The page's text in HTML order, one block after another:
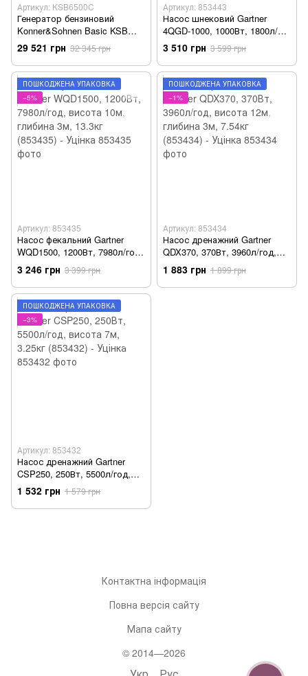
Артикул: KSB6500C
Генератор бензиновий
Konner&Sohnen Basic KSB
6500C, 230В, 5.5кВт, ручний
стартер, 66.6кг (KSB6500C) -
Уцінка
29 521 грн 32 345 грн
Артикул: 853443
Насос шнековий Gartner
4QGD-1000, 1000Вт, 1800л/
год, висота подачі 115м,
занурення 80м, 8.6кг (853443)
- Уцінка
3 510 грн 3 599 грн
ПОШКОДЖЕНА УПАКОВКА
−5%
Артикул: 853435
Насос фекальний Gartner
WQD1500, 1200Вт, 7980л/год,
висота 10м, глибина 3м,
13.3кг (853435) - Уцінка
3 246 грн 3 399 грн
ПОШКОДЖЕНА УПАКОВКА
−1%
Артикул: 853434
Насос дренажний Gartner
QDX370, 370Вт, 3960л/год,
висота 12м, глибина 3м,
7.54кг (853434) - Уцінка
1 883 грн 1 899 грн
ПОШКОДЖЕНА УПАКОВКА
−3%
Артикул: 853432
Насос дренажний Gartner
CSP250, 250Вт, 5500л/год,
висота 7м, 3.25кг (853432) -
Уцінка
1 532 грн 1 579 грн
Контактна інформація
Повна версія сайту
Мапа сайту
© 2014—2026